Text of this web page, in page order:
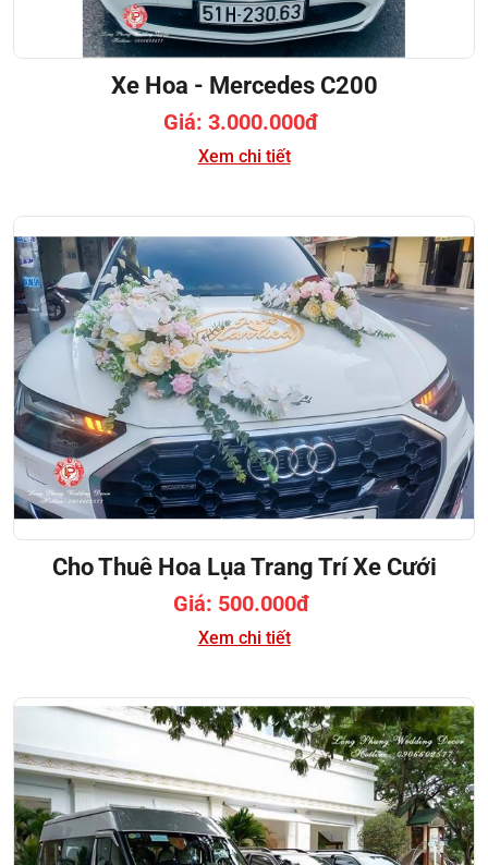
Xe Hoa - Mercedes C200
Giá: 3.000.000đ
Xem chi tiết
Cho Thuê Hoa Lụa Trang Trí Xe Cưới
Giá: 500.000đ
Xem chi tiết